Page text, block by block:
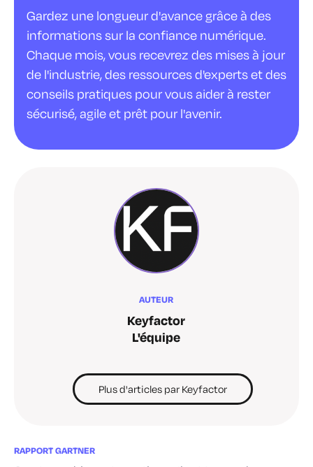
Gardez une longueur d'avance grâce à des
informations sur la confiance numérique.
Chaque mois, vous recevrez des mises à jour
de l'industrie, des ressources d'experts et des
conseils pratiques pour vous aider à rester
sécurisé, agile et prêt pour l'avenir.
AUTEUR
Keyfactor
L'équipe
Plus d'articles par Keyfactor
RAPPORT GARTNER